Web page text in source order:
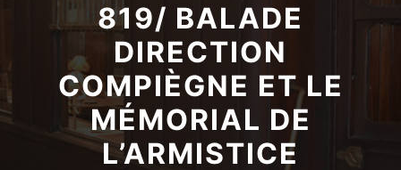
819/ BALADE
DIRECTION
COMPIÈGNE ET LE
MÉMORIAL DE
L’ARMISTICE